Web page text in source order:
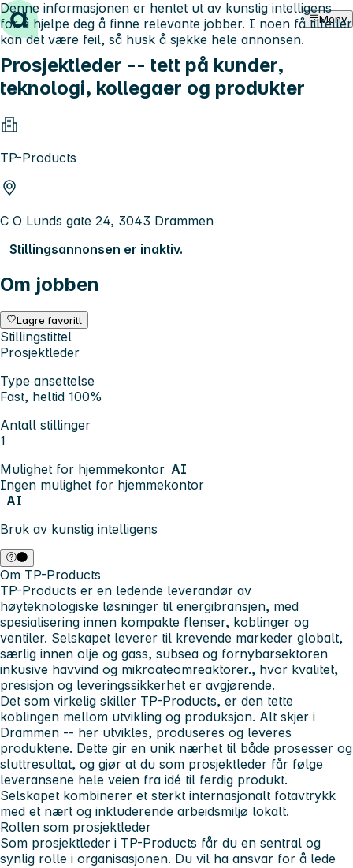
Hopp til innhold Meny
Prosjektleder -- tett på kunder,
teknologi, kollegaer og produkter
TP-Products
C O Lunds gate 24, 3043 Drammen
Stillingsannonsen er inaktiv.
Om jobben
Lagre favoritt
Stillingstittel
Prosjektleder
Type ansettelse
Fast, heltid 100%
Antall stillinger
1
Mulighet for hjemmekontor AI
Ingen mulighet for hjemmekontor
AI
Bruk av kunstig intelligens
Denne informasjonen er hentet ut av kunstig intelligens
for å hjelpe deg å finne relevante jobber. I noen få tilfeller
kan det være feil, så husk å sjekke hele annonsen.
Om TP-Products
TP-Products er en ledende leverandør av
høyteknologiske løsninger til energibransjen, med
spesialisering innen kompakte flenser, koblinger og
ventiler. Selskapet leverer til krevende markeder globalt,
særlig innen olje og gass, subsea og fornybarsektoren
inkusive havvind og mikroateomreaktorer., hvor kvalitet,
presisjon og leveringssikkerhet er avgjørende.
Det som virkelig skiller TP-Products, er den tette
koblingen mellom utvikling og produksjon. Alt skjer i
Drammen -- her utvikles, produseres og leveres
produktene. Dette gir en unik nærhet til både prosesser og
sluttresultat, og gjør at du som prosjektleder får følge
leveransene hele veien fra idé til ferdig produkt.
Selskapet kombinerer et sterkt internasjonalt fotavtrykk
med et nært og inkluderende arbeidsmiljø lokalt.
Rollen som prosjektleder
Som prosjektleder i TP-Products får du en sentral og
synlig rolle i organisasjonen. Du vil ha ansvar for å lede